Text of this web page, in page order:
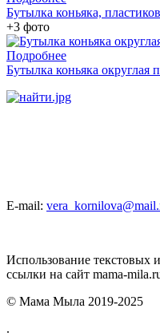
Бутылка коньяка,
+3 фото
Подробнее
Бутылка коньяка округлая
E-mail:
Использование текстовых
ссылки на сайт mama-
© Мама Мыла 2019-2025
.